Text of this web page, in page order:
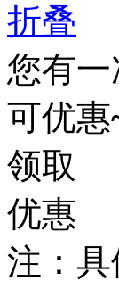
折叠
您有
可优惠
领取
优惠
注：